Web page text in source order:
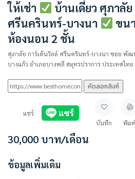
ให้เช่า
บ้านเดี่ยว ศุภาลัย
ศรีนครินทร์-บางนา
ขน
ห้องนอน 2 ชั้น
ศุภาลัย การ์เด้นวิลล์ ศรีนครินทร์-บางนา ซอย พั
บางแก้ว อำเภอบางพลี สมุทรปราการ ประเทศไทย
คัดลอกลิงก์
แชร์
บันทึก
พิมพ์
30,000 บาท/เดือน
ข้อมูลเพิ่มเติม